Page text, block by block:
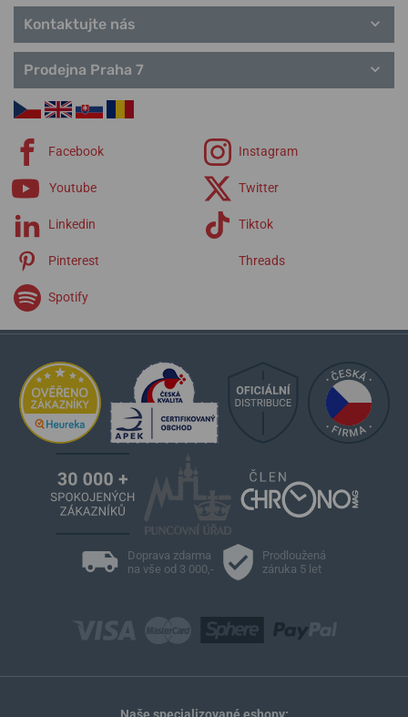
Kontaktujte nás
Prodejna Praha 7
Facebook Instagram
Youtube Twitter
Linkedin Tiktok
Pinterest Threads
Spotify
Doprava zdarma
na vše od 3 000,-
Prodloužená
záruka 5 let
Naše specializované eshopy: